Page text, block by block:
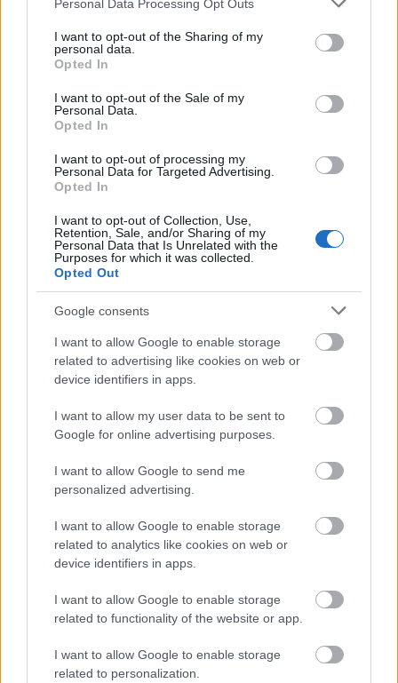
not limited to your visit or usage behaviour. You may click to
grant or deny consent to Google and its third-party tags to
use your data for below specified purposes in below Google
consent section.
Personal Data Processing Opt Outs
I want to opt-out of the Sharing of my
personal data.
Opted In
I want to opt-out of the Sale of my
Personal Data.
Opted In
I want to opt-out of processing my
Personal Data for Targeted Advertising.
Opted In
I want to opt-out of Collection, Use,
Retention, Sale, and/or Sharing of my
Personal Data that Is Unrelated with the
Purposes for which it was collected.
Opted Out
Google consents
I want to allow Google to enable storage
related to advertising like cookies on web or
device identifiers in apps.
I want to allow my user data to be sent to
Google for online advertising purposes.
I want to allow Google to send me
personalized advertising.
I want to allow Google to enable storage
related to analytics like cookies on web or
device identifiers in apps.
I want to allow Google to enable storage
related to functionality of the website or app.
I want to allow Google to enable storage
related to personalization.
Συνάδελφοι,ΕΠΟΧΙΚΟΙ ΠΥΡΟΣΒΕΣΤΕΣ
γιατί το δίκαιο πάντα στο τέλος υπερισχύει
».
ΑΣΕΠ: Πιστοποίηση Αγγλικών σε
ΑΣΕΠ: Εξ αποστάσεως η πιο Εύκολη
Πιστοποίηση Υπολογιστών σε 2
μέρες
Μάθε πρώτος όλες τις σημαντικές
Βάλε το proson.gr στα αποτελέσματα
αναζήτησης της Google
Δημοφιλείς Ειδήσεις